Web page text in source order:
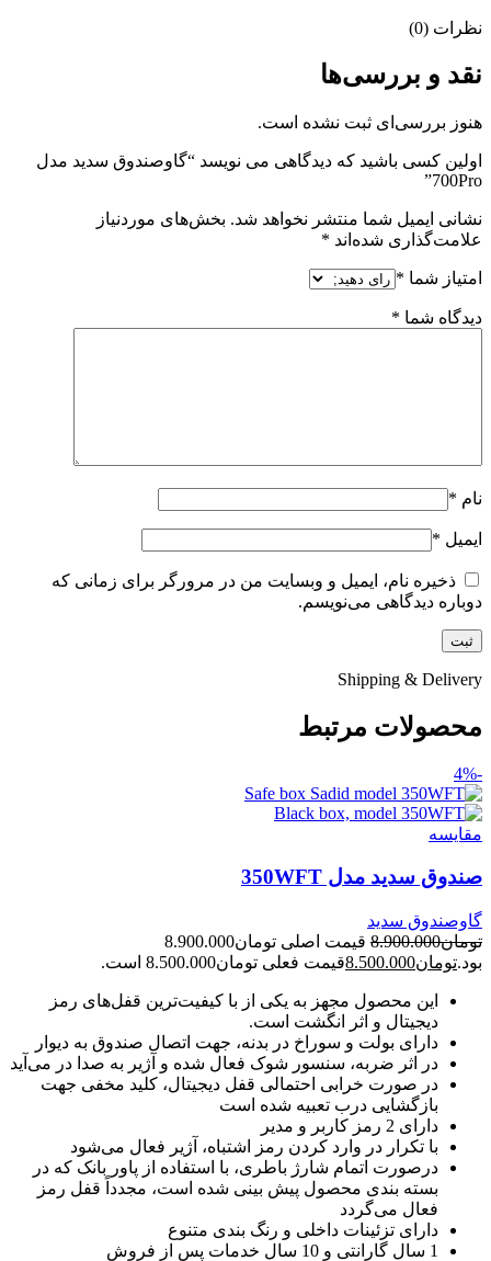
نظرات (0)
نقد و بررسی‌ها
هنوز بررسی‌ای ثبت نشده است.
اولین کسی باشید که دیدگاهی می نویسد “گاوصندوق سدید مدل
700Pro”
نشانی ایمیل شما منتشر نخواهد شد. بخش‌های موردنیاز
علامت‌گذاری شده‌اند *
امتیاز شما *
دیدگاه شما *
نام *
ایمیل *
ذخیره نام، ایمیل و وبسایت من در مرورگر برای زمانی که
دوباره دیدگاهی می‌نویسم.
Shipping & Delivery
محصولات مرتبط
-4%
مقايسه
صندوق سدید مدل 350WFT
گاوصندوق سدید
تومان8.900.000
قیمت اصلی تومان8.900.000
بود.تومان8.500.000قیمت فعلی تومان8.500.000 است.
این محصول مجهز به یکی از با کیفیت‌ترین قفل‌های رمز
دیجیتال و اثر انگشت است.
دارای بولت و سوراخ در بدنه، جهت اتصال صندوق به دیوار
در اثر ضربه، سنسور شوک فعال شده و آژیر به صدا در می‌آید
در صورت خرابی احتمالی قفل دیجیتال، کلید مخفی جهت
بازگشایی درب تعبیه شده است
دارای 2 رمز کاربر و مدیر
با تکرار در وارد کردن رمز اشتباه، آژیر فعال می‌شود
درصورت اتمام شارژ باطری، با استفاده از پاور بانک که در
بسته بندی محصول پیش بینی شده است، مجدداً قفل رمز
فعال می‌گردد
دارای تزئینات داخلی و رنگ بندی متنوع
1 سال گارانتی و 10 سال خدمات پس از فروش